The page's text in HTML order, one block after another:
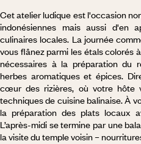
Cet atelier ludique est l'occasion
indonésiennes mais aussi d'en
culinaires locales. La journée
vous flânez parmi les étals colorés
nécessaires à la préparation du
herbes aromatiques et épices.
cœur des rizières, où votre hôte
techniques de cuisine balinaise. À
la préparation des plats locaux
L’après-midi se termine par une
la visite du temple voisin –